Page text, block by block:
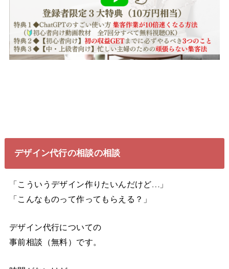
デザイン代行の相談の相談
「こういうデザイン作りたいんだけど…」
「こんなものって作ってもらえる？」
デザイン代行についての
事前相談（無料）です。